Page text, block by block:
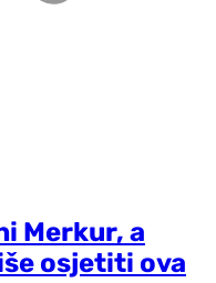
Merkur, a
osjetiti ova